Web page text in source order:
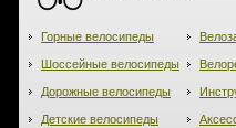
Горные велосипеды
Шоссейные велосипеды
Дорожные велосипеды
Детские велосипеды